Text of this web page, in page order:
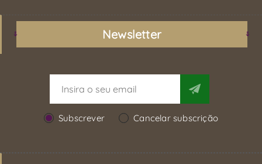
Newsletter
Subscrever Cancelar subscrição